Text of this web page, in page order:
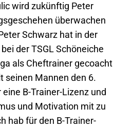
wird zukünftig Peter
überwachen
Schwarz hat in der
der TSGL Schöneiche
als Cheftrainer gecoacht
seinen Mannen den 6.
B-Trainer-Lizenz und
und Motivation mit zu
hab für den B-Trainer-